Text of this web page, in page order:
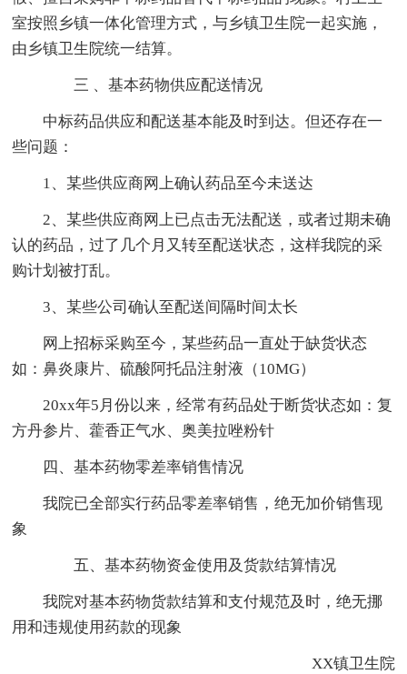
室按照乡镇一体化管理方式，与乡镇卫生院一起实施，
由乡镇卫生院统一结算。
三 、基本药物供应配送情况
中标药品供应和配送基本能及时到达。但还存在一
些问题：
1、某些供应商网上确认药品至今未送达
2、某些供应商网上已点击无法配送，或者过期未确
认的药品，过了几个月又转至配送状态，这样我院的采
购计划被打乱。
3、某些公司确认至配送间隔时间太长
网上招标采购至今，某些药品一直处于缺货状态
如：鼻炎康片、硫酸阿托品注射液（10MG）
20xx年5月份以来，经常有药品处于断货状态如：复
方丹参片、藿香正气水、奥美拉唑粉针
四、基本药物零差率销售情况
我院已全部实行药品零差率销售，绝无加价销售现
象
五、基本药物资金使用及货款结算情况
我院对基本药物货款结算和支付规范及时，绝无挪
用和违规使用药款的现象
XX镇卫生院